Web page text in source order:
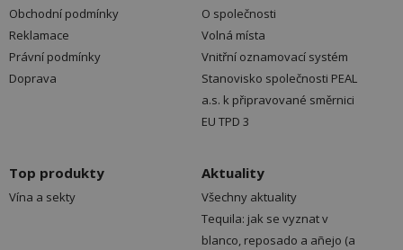
Obchodní podmínky
Reklamace
Právní podmínky
Doprava
O společnosti
Volná místa
Vnitřní oznamovací systém
Stanovisko společnosti PEAL
a.s. k připravované směrnici
EU TPD 3
Top produkty
Vína a sekty
Aktuality
Všechny aktuality
Tequila: jak se vyznat v
blanco, reposado a añejo (a